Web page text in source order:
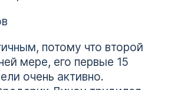
потому что второй
мере, его первые 15
очень активно.